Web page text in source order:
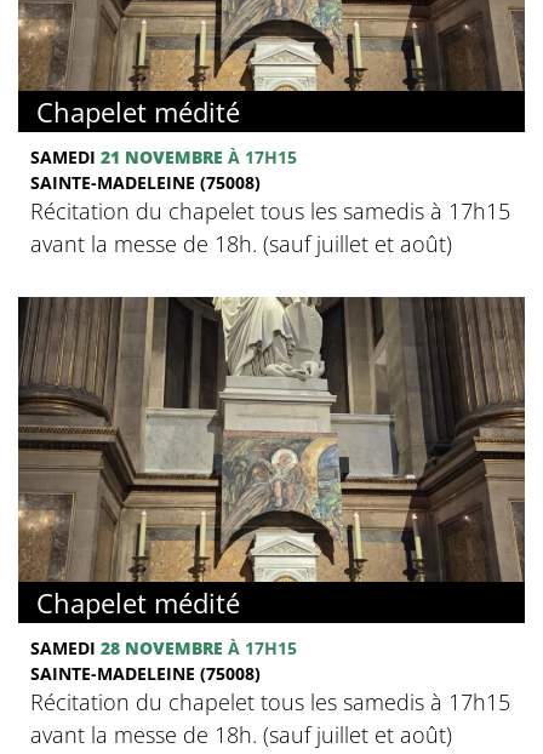
Chapelet médité
SAMEDI 21 NOVEMBRE À 17H15
SAINTE-MADELEINE (75008)
Récitation du chapelet tous les samedis à 17h15
avant la messe de 18h. (sauf juillet et août)
Chapelet médité
SAMEDI 28 NOVEMBRE À 17H15
SAINTE-MADELEINE (75008)
Récitation du chapelet tous les samedis à 17h15
avant la messe de 18h. (sauf juillet et août)